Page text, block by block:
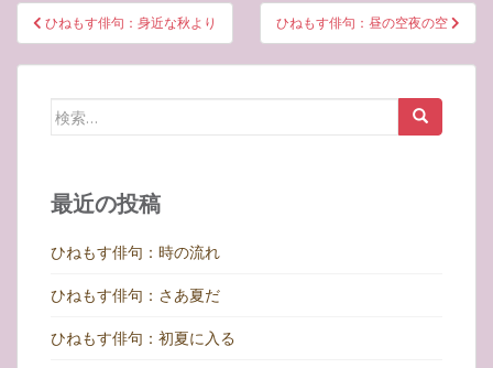
投
稿
ナ
ひねもす俳句：身近な秋より ひねもす俳句：昼の空夜の空
検
最近の投稿
ひねもす俳句：時の流れ
ひねもす俳句：さあ夏だ
ひねもす俳句：初夏に入る